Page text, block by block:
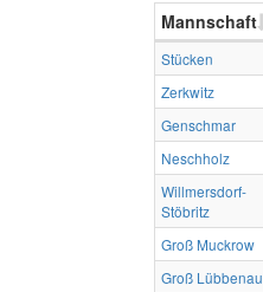
Mannschaft
Stücken
Zerkwitz
Genschmar
Neschholz
Willmersdorf-
Stöbritz
Groß Muckrow
Groß Lübbenau